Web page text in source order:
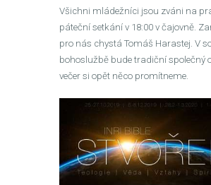
Všichni mládežníci jsou zváni na
páteční setkání v 18:00 v čajovně.
pro nás chystá Tomáš Harastej. V
bohoslužbě bude tradiční společný
večer si opět něco promítneme.